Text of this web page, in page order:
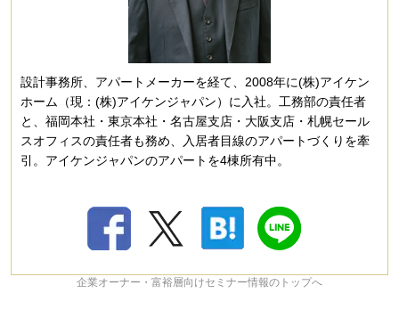
設計事務所、アパートメーカーを経て、2008年に(株)アイケン
ホーム（現：(株)アイケンジャパン）に入社。工務部の責任者
と、福岡本社・東京本社・名古屋支店・大阪支店・札幌セール
スオフィスの責任者も務め、入居者目線のアパートづくりを牽
引。アイケンジャパンのアパートを4棟所有中。
企業オーナー・富裕層向けセミナー情報のトップへ